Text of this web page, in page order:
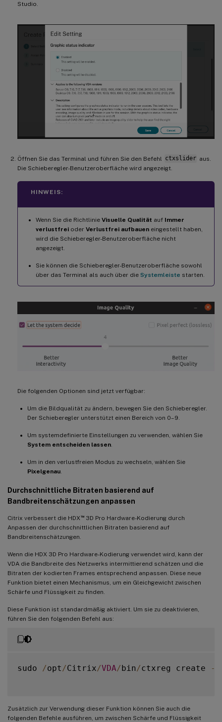
Studio.
Öffnen Sie das Terminal und führen Sie den Befehl ctxslider aus.
Die Schieberegler-Benutzeroberfläche wird angezeigt.
HINWEIS:
Wenn Sie die Richtlinie Visuelle Qualität auf Immer
verlustfrei oder Verlustfrei aufbauen eingestellt haben,
wird die Schieberegler-Benutzeroberfläche nicht
angezeigt.
Sie können die Schieberegler-Benutzeroberfläche sowohl
über das Terminal als auch über die Systemleiste starten.
Die folgenden Optionen sind jetzt verfügbar:
Um die Bildqualität zu ändern, bewegen Sie den Schieberegler.
Der Schieberegler unterstützt einen Bereich von 0–9.
Um systemdefinierte Einstellungen zu verwenden, wählen Sie
System entscheiden lassen
Um in den verlustfreien Modus zu wechseln, wählen Sie
Pixelgenau
Durchschnittliche Bitraten basierend auf
Bandbreitenschätzungen anpassen
Citrix verbessert die HDX ™3D Pro Hardware-Kodierung durch
Anpassen der durchschnittlichen Bitraten basierend auf
Bandbreitenschätzungen.
Wenn die HDX 3D Pro Hardware-Kodierung verwendet wird, kann der
VDA die Bandbreite des Netzwerks intermittierend schätzen und die
Bitraten der kodierten Frames entsprechend anpassen. Diese neue
Funktion bietet einen Mechanismus, um ein Gleichgewicht zwischen
Schärfe und Flüssigkeit zu finden.
Diese Funktion ist standardmäßig aktiviert. Um sie zu deaktivieren,
führen Sie den folgenden Befehl aus:
sudo /opt /Citrix/VDA/bin/ctxreg create -
Zusätzlich zur Verwendung dieser Funktion können Sie auch die
folgenden Befehle ausführen, um zwischen Schärfe und Flüssigkeit